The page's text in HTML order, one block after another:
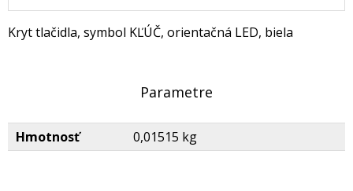
Kryt tlačidla, symbol KĽÚČ, orientačná LED, biela
Parametre
Hmotnosť 0,01515 kg